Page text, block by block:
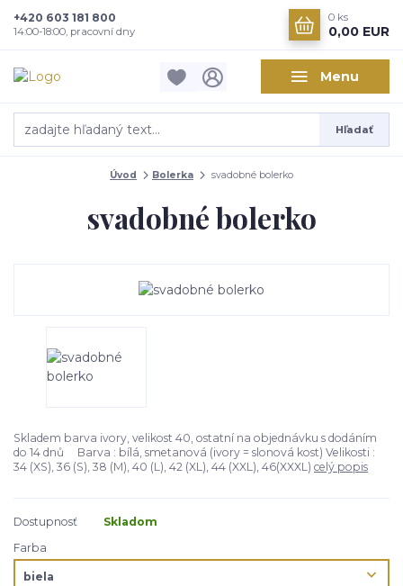
Menu
Hľadať
+420 603 181 800
14:00-18:00, pracovní dny
0 ks
0,00 EUR
Úvod Bolerka svadobné bolerko
svadobné bolerko
Skladem barva ivory, velikost 40, ostatní na objednávku s dodáním
do 14 dnů Barva : bílá, smetanová (ivory = slonová kost) Velikosti :
34 (XS), 36 (S), 38 (M), 40 (L), 42 (XL), 44 (XXL), 46(XXXL) celý popis
Dostupnosť
Skladom
Farba